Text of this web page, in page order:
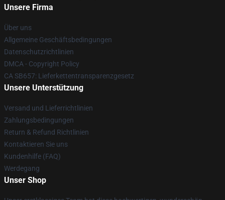
Unsere Firma
Über uns
Allgemeine Geschäftsbedingungen
Datenschutzrichtlinien
DMCA - Copyright Policy
CA SB657: Lieferkettentransparenzgesetz
Unsere Unterstützung
Versand und Lieferrichtlinien
Zahlungsbedingungen
Return & Refund Richtlinien
Kontaktieren Sie uns
Kundenhilfe (FAQ)
Werdegang
Unser Shop